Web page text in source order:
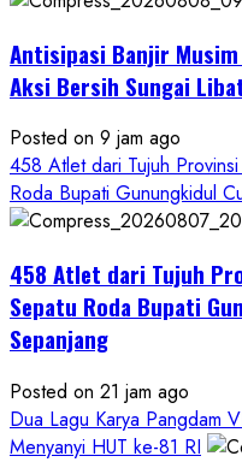
Antisipasi Banjir
Aksi Bersih Sungai
Posted on 9 jam ago
458 Atlet dari Tujuh
Roda Bupati Gunungkidul
458 Atlet dari Tujuh
Sepatu Roda Bupati
Sepanjang
Posted on 21 jam ago
Dua Lagu Karya Pangdam
Menyanyi HUT ke-81 RI